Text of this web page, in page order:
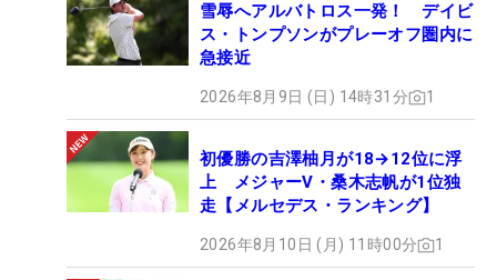
雪辱へアルバトロス一発！ デイビ
ス・トンプソンがプレーオフ圏内に
急接近
2026年8月9日 (日) 14時31分 1
初優勝の吉澤柚月が18→12位に浮
上 メジャーV・桑木志帆が1位独
走【メルセデス・ランキング】
2026年8月10日 (月) 11時00分 1